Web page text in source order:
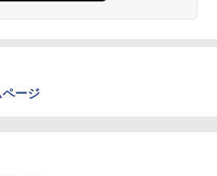
ージ